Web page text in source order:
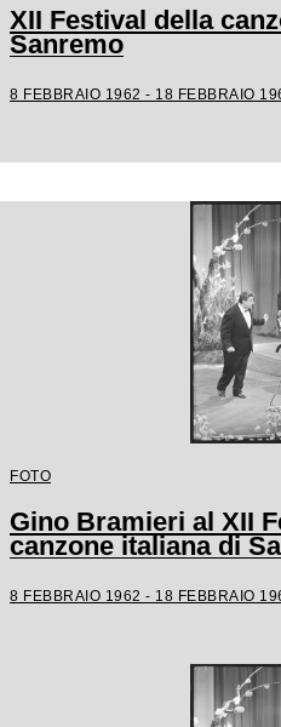
XII Festival della
Sanremo
8 FEBBRAIO 1962 - 18 FEBBRAIO
FOTO
Gino Bramieri al XII
canzone italiana di
8 FEBBRAIO 1962 - 18 FEBBRAIO